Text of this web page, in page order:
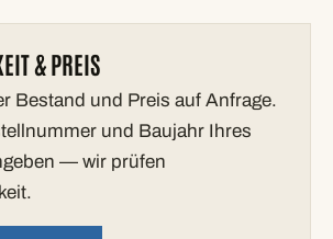
& PREIS
Bestand und Preis auf Anfrage.
und Baujahr Ihres
— wir prüfen